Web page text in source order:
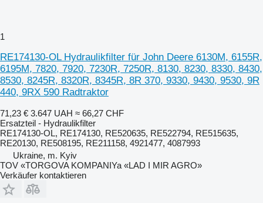
1
RE174130-OL Hydraulikfilter für John Deere 6130M, 6155R,
6195M, 7820, 7920, 7230R, 7250R, 8130, 8230, 8330, 8430,
8530, 8245R, 8320R, 8345R, 8R 370, 9330, 9430, 9530, 9R
440, 9RX 590 Radtraktor
71,23 € 3.647 UAH ≈ 66,27 CHF
Ersatzteil - Hydraulikfilter
RE174130-OL, RE174130, RE520635, RE522794, RE515635,
RE20130, RE508195, RE211158, 4921477, 4087993
Ukraine, m. Kyiv
TOV «TORGOVA KOMPANIYa «LAD I MIR AGRO»
Verkäufer kontaktieren